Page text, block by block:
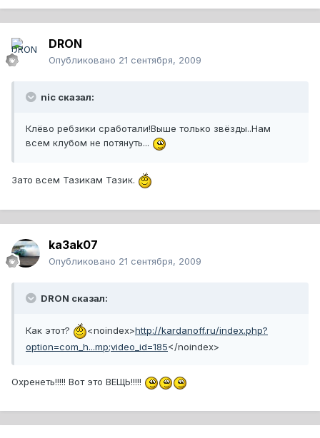
DRON
Опубликовано 21 сентября, 2009
nic сказал:
Клёво ребзики сработали!Выше только звёзды..Нам
всем клубом не потянуть...
Зато всем Тазикам Тазик.
ka3ak07
Опубликовано 21 сентября, 2009
DRON сказал:
Как этот? <noindex>http://kardanoff.ru/index.php?
option=com_h...mp;video_id=185</noindex>
Охренеть!!!!! Вот это ВЕЩЬ!!!!!